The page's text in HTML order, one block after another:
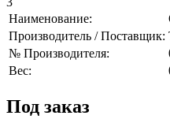
Наименование:
Производитель / Поставщик:
№ Производителя:
Вес:
Под заказ